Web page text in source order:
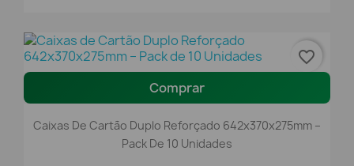
Comprar
Caixas De Cartão Duplo Reforçado 642x370x275mm –
Pack De 10 Unidades
favorite_border